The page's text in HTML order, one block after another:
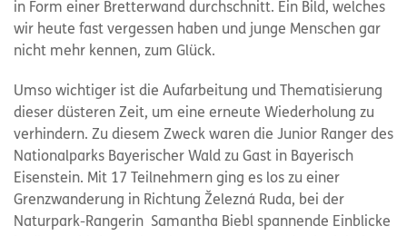
in Form einer Bretterwand durchschnitt. Ein Bild, welches
wir heute fast vergessen haben und junge Menschen gar
nicht mehr kennen, zum Glück.
Umso wichtiger ist die Aufarbeitung und Thematisierung
dieser düsteren Zeit, um eine erneute Wiederholung zu
verhindern. Zu diesem Zweck waren die Junior Ranger des
Nationalparks Bayerischer Wald zu Gast in Bayerisch
Eisenstein. Mit 17 Teilnehmern ging es los zu einer
Grenzwanderung in Richtung Železná Ruda, bei der
Naturpark-Rangerin Samantha Biebl spannende Einblicke